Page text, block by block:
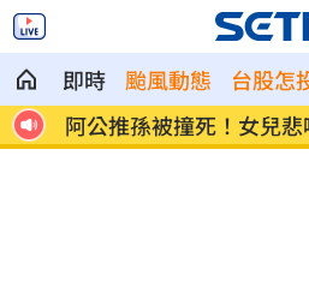
即時 颱風動態 台股怎
疼
阿公推孫被撞死！女兒悲
歉